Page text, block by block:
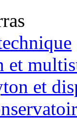
et
et